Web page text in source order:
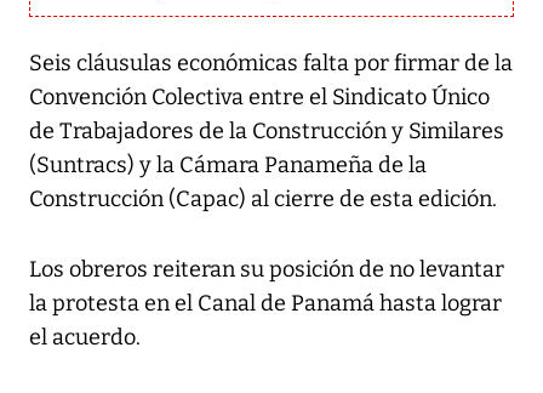
Seis cláusulas económicas falta por firmar de la
Convención Colectiva entre el Sindicato Único
de Trabajadores de la Construcción y Similares
(Suntracs) y la Cámara Panameña de la
Construcción (Capac) al cierre de esta edición.
Los obreros reiteran su posición de no levantar
la protesta en el Canal de Panamá hasta lograr
el acuerdo.